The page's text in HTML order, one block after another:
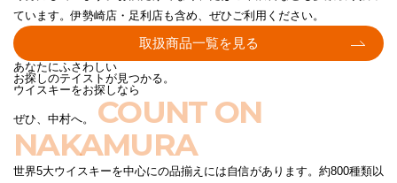
ています。伊勢崎店・足利店も含め、ぜひご利用ください。
取扱商品一覧を見る
あなたにふさわしい
お探しのテイストが見つかる。
ウイスキーをお探しなら
ぜひ、中村へ。 COUNT ON
NAKAMURA
世界5大ウイスキーを中心にの品揃えには自信があります。約800種類以